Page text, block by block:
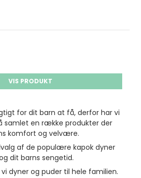
VIS PRODUKT
for dit barn at få, derfor har vi
samlet en række produkter der
komfort og velvære.
af de populære kapok dyner
dit barns sengetid.
dyner og puder til hele familien.